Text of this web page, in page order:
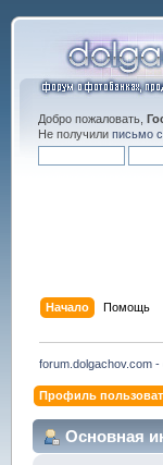
Добро пожаловать,
Не получили письмо
Начало Помощь
forum.dolgachov.com
Профиль
Основная